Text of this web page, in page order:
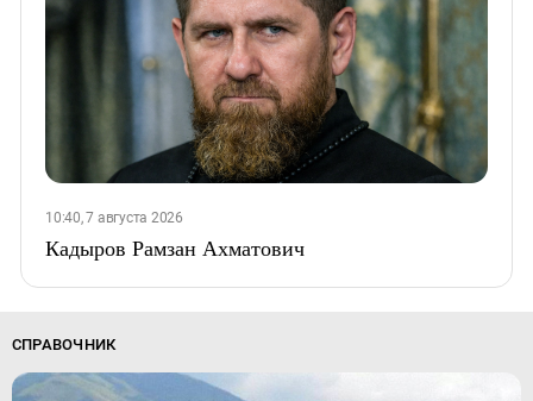
10:40, 7 августа 2026
Кадыров Рамзан Ахматович
СПРАВОЧНИК